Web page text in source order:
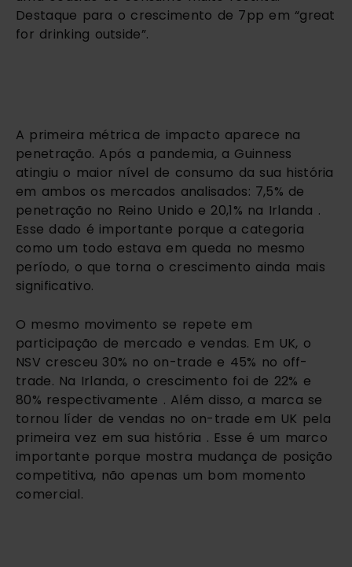
Destaque para o crescimento de 7pp em “great
for drinking outside”.
A primeira métrica de impacto aparece na
penetração. Após a pandemia, a Guinness
atingiu o maior nível de consumo da sua história
em ambos os mercados analisados: 7,5% de
penetração no Reino Unido e 20,1% na Irlanda .
Esse dado é importante porque a categoria
como um todo estava em queda no mesmo
período, o que torna o crescimento ainda mais
significativo.
O mesmo movimento se repete em
participação de mercado e vendas. Em UK, o
NSV cresceu 30% no on-trade e 45% no off-
trade. Na Irlanda, o crescimento foi de 22% e
80% respectivamente . Além disso, a marca se
tornou líder de vendas no on-trade em UK pela
primeira vez em sua história . Esse é um marco
importante porque mostra mudança de posição
competitiva, não apenas um bom momento
comercial.